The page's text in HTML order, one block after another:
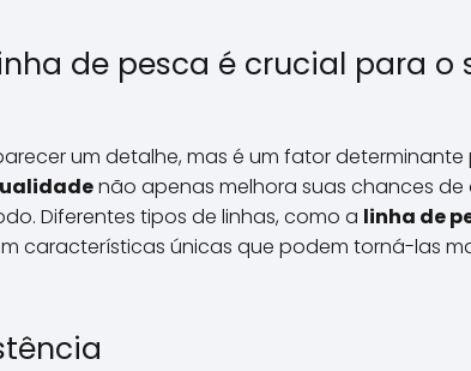
de pesca é crucial para o
um detalhe, mas é um fator
não apenas melhora suas chances
Diferentes tipos de linhas, como a linha de
características únicas que podem torná-las